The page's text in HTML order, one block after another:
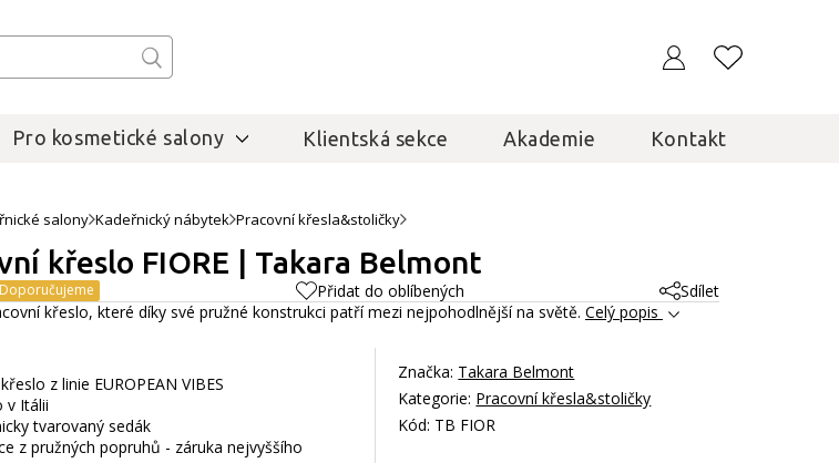
Pro kosmetické salony Klientská sekce Akademie Kontakt
salony Kadeřnický nábytek Pracovní křesla&stoličky
křeslo FIORE | Takara Belmont
Doporučujeme Přidat do oblíbených
Sdílet
křeslo, které díky své pružné konstrukci patří mezi nejpohodlnější na světě. Celý popis
z linie EUROPEAN VIBES
v Itálii
tvarovaný sedák
z pružných popruhů - záruka nejvyššího
Značka: Takara Belmont
Kategorie: Pracovní křesla&stoličky
Kód: TB FIOR